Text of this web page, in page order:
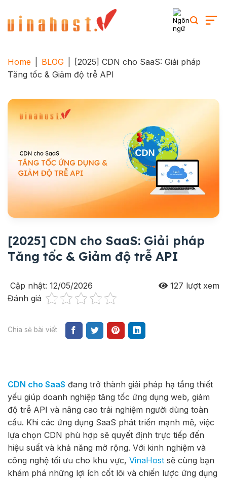
content
Home BLOG
[2025] CDN cho SaaS: Giải pháp
Tăng tốc & Giảm độ trễ API
[2025] CDN cho SaaS: Giải pháp
Tăng tốc & Giảm độ trễ API
Cập nhật: 12/05/2026 127 lượt xem
Đánh giá
Chia sẻ bài viết
CDN cho SaaS đang trở thành giải pháp hạ tầng thiết
yếu giúp doanh nghiệp tăng tốc ứng dụng web, giảm
độ trễ API và nâng cao trải nghiệm người dùng toàn
cầu. Khi các ứng dụng SaaS phát triển mạnh mẽ, việc
lựa chọn CDN phù hợp sẽ quyết định trực tiếp đến
hiệu suất và khả năng mở rộng. Với kinh nghiệm và
công nghệ tối ưu cho khu vực, VinaHost sẽ cùng bạn
khám phá những lợi ích cốt lõi và chiến lược ứng dụng